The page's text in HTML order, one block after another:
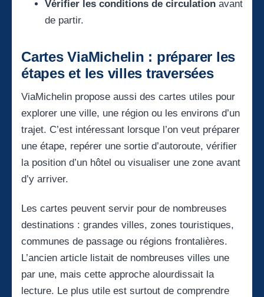
Vérifier les conditions de circulation avant
de partir.
Cartes ViaMichelin : préparer les
étapes et les villes traversées
ViaMichelin propose aussi des cartes utiles pour
explorer une ville, une région ou les environs d’un
trajet. C’est intéressant lorsque l’on veut préparer
une étape, repérer une sortie d’autoroute, vérifier
la position d’un hôtel ou visualiser une zone avant
d’y arriver.
Les cartes peuvent servir pour de nombreuses
destinations : grandes villes, zones touristiques,
communes de passage ou régions frontalières.
L’ancien article listait de nombreuses villes une
par une, mais cette approche alourdissait la
lecture. Le plus utile est surtout de comprendre